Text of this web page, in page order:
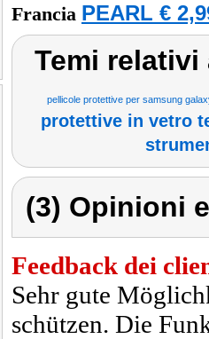
Francia PEARL €
Temi
pellicole protettive per samsung
protettive in vetro
(3) Opinioni
Feedback dei
Sehr gute
schützen. Die